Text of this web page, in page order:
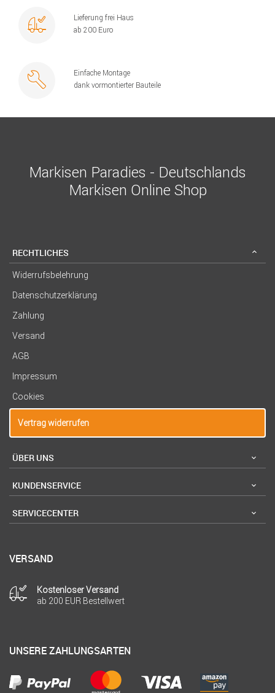
Lieferung frei Haus
ab 200 Euro
Einfache Montage
dank vormontierter Bauteile
Markisen Paradies - Deutschlands
Markisen Online Shop
RECHTLICHES
Widerrufsbelehrung
Datenschutzerklärung
Zahlung
Versand
AGB
Impressum
Cookies
Vertrag widerrufen
ÜBER UNS
KUNDENSERVICE
SERVICECENTER
VERSAND
Kostenloser Versand
ab 200 EUR Bestellwert
UNSERE ZAHLUNGSARTEN